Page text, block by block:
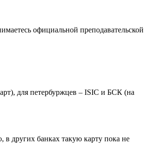
официальной преподавательской
для петербуржцев – ISIC и БСК (на
других банках такую карту пока не